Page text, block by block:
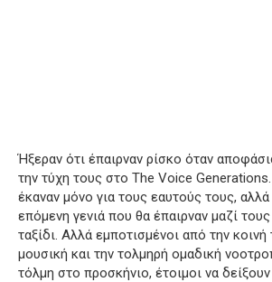
Ήξεραν ότι έπαιρναν ρίσκο όταν
την τύχη τους στο The Voice Generations.
έκαναν μόνο για τους εαυτούς τους, αλλά
επόμενη γενιά που θα έπαιρναν μαζί
ταξίδι. Αλλά εμποτισμένοι από την κοινή
μουσική και την τολμηρή ομαδική
τόλμη στο προσκήνιο, έτοιμοι να